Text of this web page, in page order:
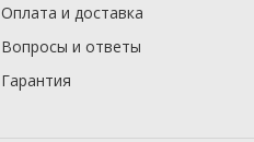
Оплата и доставка
Вопросы и ответы
Гарантия